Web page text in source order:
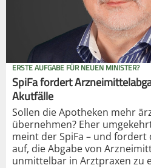
ERSTE AUFGABE FÜR NEUEN MINISTER?
SpiFa fordert
Akutfälle
Sollen die Apotheken mehr
übernehmen? Eher
meint der SpiFa – und
auf, die Abgabe von
unmittelbar in Arztpraxen zu